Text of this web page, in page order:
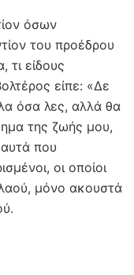
όσων
του προέδρου
τι είδους
είπε: «Δε
όσα λες, αλλά θα
της ζωής μου,
που
οι οποίοι
μόνο ακουστά